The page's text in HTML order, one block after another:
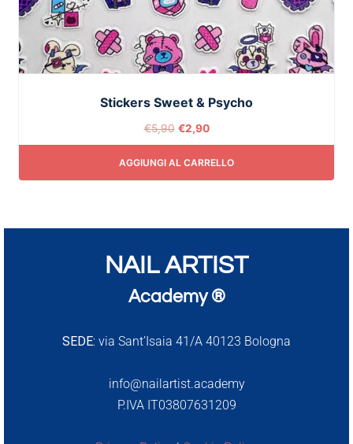
Stickers Sweet & Psycho
€5,90 €2,90
AGGIUNGI AL CARRELLO
NAIL ARTIST
Academy ®
SEDE: via Sant’Isaia 41/A 40123 Bologna
info@nailartist.academy
P.IVA IT03807631209